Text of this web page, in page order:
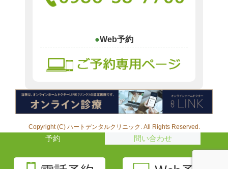
Web予約
Copyright (C) ハートデンタルクリニック. All Rights Reserved.
予約 問い合わせ